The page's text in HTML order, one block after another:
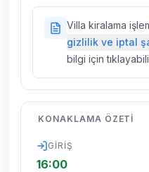
sigortaları
villalarımızda
yapılmaktadır.
kelebek, böcek,
dönemsel olarak
Villa kiralama
gizlilik ve iptal
bilgi için
KONAKLAMA ÖZETI
GIRIŞ
16:00